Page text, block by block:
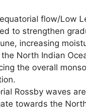
flow/Low
to strengthen
increasing
North Indian
the overall
Rossby waves
towards the